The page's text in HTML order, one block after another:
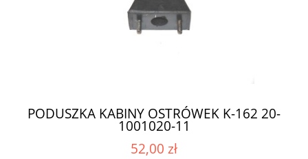
PODUSZKA KABINY OSTRÓWEK K-162 20-
1001020-11
52,00 zł